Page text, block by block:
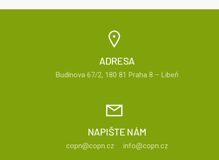
ADRESA
Budínova 67/2, 180 81 Praha 8 – Libeň
NAPIŠTE NÁM
copn@copn.cz info@copn.cz